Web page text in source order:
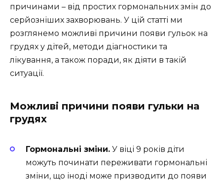
причинами – від простих гормональних змін до
серйозніших захворювань. У цій статті ми
розглянемо можливі причини появи гульок на
грудях у дітей, методи діагностики та
лікування, а також поради, як діяти в такій
ситуації.
Можливі причини появи гульки на
грудях
Гормональні зміни. У віці 9 років діти
можуть починати переживати гормональні
зміни, що іноді може призводити до появи